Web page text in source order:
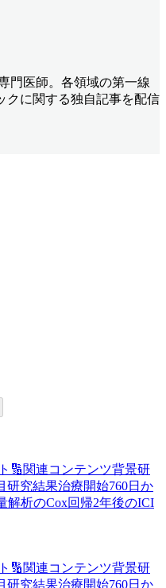
門医師。各領域の第一線
クに関する独自記事を配信
🔢関連コンテンツ背景研
研究結果治療開始760日か
解析のCox回帰2年後のICI
🔢関連コンテンツ背景研
研究結果治療開始760日か